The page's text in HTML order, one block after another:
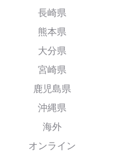
長崎県
熊本県
大分県
宮崎県
鹿児島県
沖縄県
海外
オンライン